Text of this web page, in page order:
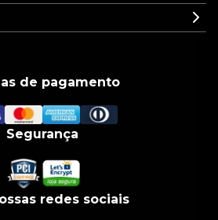
de pagamento
Segurança
redes sociais